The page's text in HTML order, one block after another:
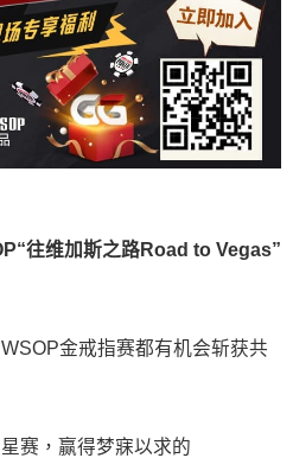
往维加斯之路Road to Vegas”
金戒指赛都有机会斩获共
赛，赢得梦寐以求的